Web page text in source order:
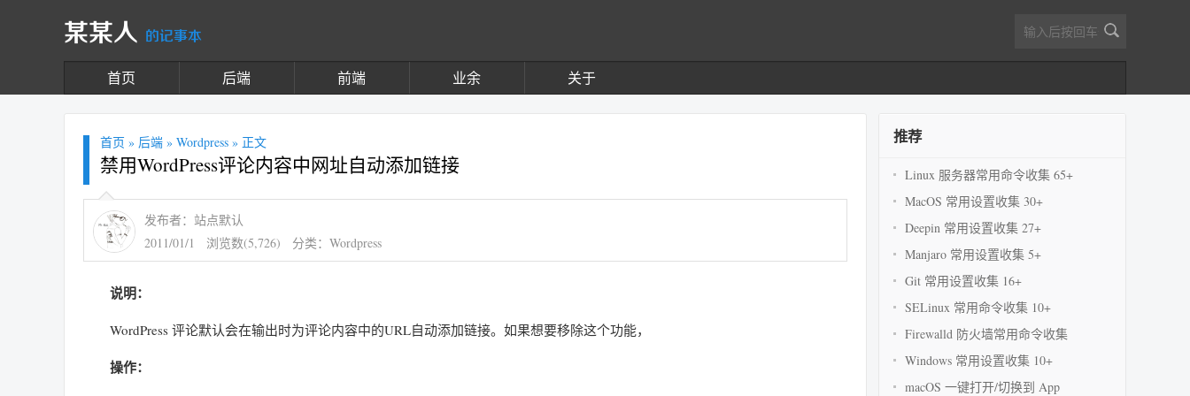
某某人 的记事本
首页 后端 前端 业余 关于
首页 » 后端 » Wordpress » 正文
禁用WordPress评论内容中网址自动添加链接
发布者：站点默认
2011/01/1
浏览数(5,726) 分类： Wordpress
说明：
WordPress 评论默认会在输出时为评论内容中的URL自动添加链接。如果想要移除这个功能，
操作：
推荐
Linux 服务器常用命令收集 65+
MacOS 常用设置收集 30+
Deepin 常用设置收集 27+
Manjaro 常用设置收集 5+
Git 常用设置收集 16+
SELinux 常用命令收集 10+
Firewalld 防火墙常用命令收集
Windows 常用设置收集 10+
macOS 一键打开/切换到 App